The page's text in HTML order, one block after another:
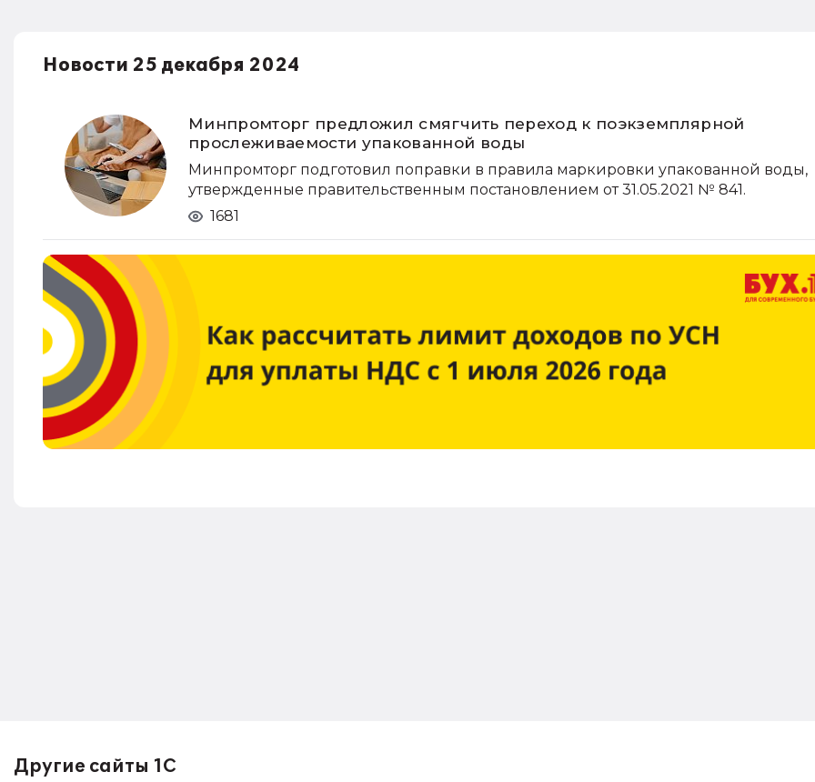
Новости 25 декабря 2024
Минпромторг предложил смягчить переход к поэкземплярной
прослеживаемости упакованной воды
Минпромторг подготовил поправки в правила маркировки упакованной воды,
утвержденные правительственным постановлением от 31.05.2021 № 841.
1681
Другие сайты 1С